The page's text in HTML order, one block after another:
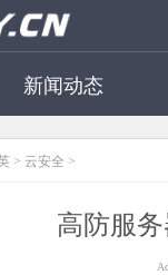
新闻动态
> 云安全 >
高防服